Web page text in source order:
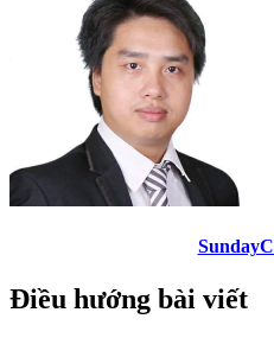
Điều hướng bài viết